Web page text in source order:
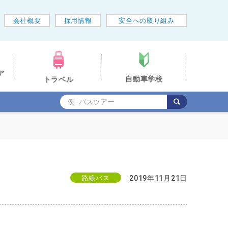
会社概要 採用情報 安全への取り組み
トラベル 自動車学校
路線バス 2019年11月21日